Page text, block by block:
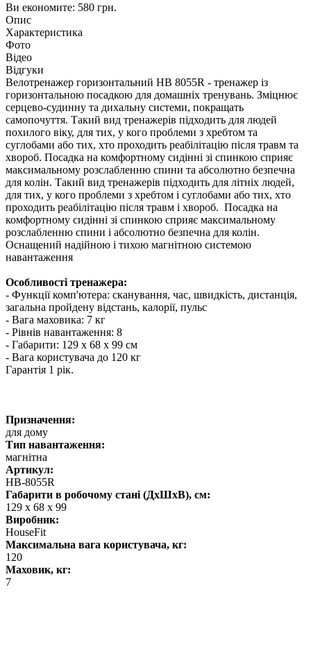
Ви економите: 580 грн.
Опис
Характеристика
Фото
Відео
Відгуки
Велотренажер горизонтальний HB 8055R - тренажер із
горизонтальною посадкою для домашніх тренувань. Зміцнює
серцево-судинну та дихальну системи, покращать
самопочуття. Такий вид тренажерів підходить для людей
похилого віку, для тих, у кого проблеми з хребтом та
суглобами або тих, хто проходить реабілітацію після травм та
хвороб. Посадка на комфортному сидінні зі спинкою сприяє
максимальному розслабленню спини та абсолютно безпечна
для колін. Такий вид тренажерів підходить для літніх людей,
для тих, у кого проблеми з хребтом і суглобами або тих, хто
проходить реабілітацію після травм і хвороб. Посадка на
комфортному сидінні зі спинкою сприяє максимальному
розслабленню спини і абсолютно безпечна для колін.
Оснащений надійною і тихою магнітною системою
навантаження
Особливості тренажера:
- Функції комп'ютера: сканування, час, швидкість, дистанція,
загальна пройдену відстань, калорії, пульс
- Вага маховика: 7 кг
- Рівнів навантаження: 8
- Габарити: 129 х 68 х 99 см
- Вага користувача до 120 кг
Гарантія 1 рік.
Призначення:
для дому
Тип навантаження:
магнітна
Артикул:
HB-8055R
Габарити в робочому стані (ДхШхВ), см:
129 х 68 х 99
Виробник:
HouseFit
Максимальна вага користувача, кг:
120
Маховик, кг:
7